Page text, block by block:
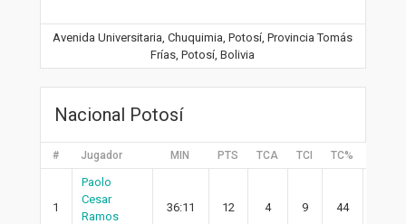
Avenida Universitaria, Chuquimia, Potosí, Provincia Tomás
Frías, Potosí, Bolivia
Nacional Potosí
# Jugador MIN PTS TCA TCI TC%
1
Paolo
Cesar
Ramos
36:11 12 4 9 44